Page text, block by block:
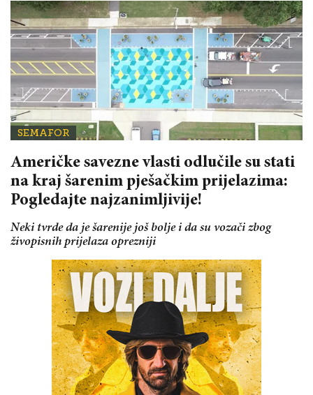
SEMAFOR
Američke savezne vlasti odlučile su stati
na kraj šarenim pješačkim prijelazima:
Pogledajte najzanimljivije!
Neki tvrde da je šarenije još bolje i da su vozači zbog
živopisnih prijelaza oprezniji